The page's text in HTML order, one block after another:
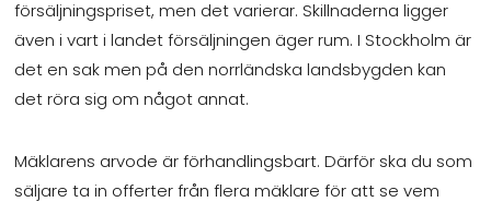
försäljningspriset, men det varierar. Skillnaderna ligger
även i vart i landet försäljningen äger rum. I Stockholm är
det en sak men på den norrländska landsbygden kan
det röra sig om något annat.
Mäklarens arvode är förhandlingsbart. Därför ska du som
säljare ta in offerter från flera mäklare för att se vem